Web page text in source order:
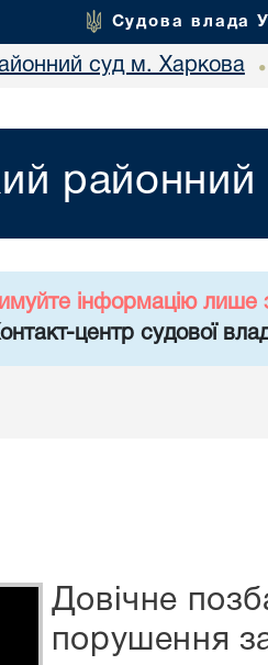
Судова влада
суд м. Харкова •
інформацію лише
центр судової
Довічне
порушення